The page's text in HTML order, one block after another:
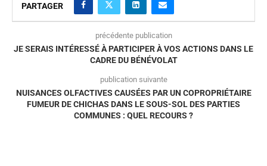
PARTAGER
précédente publication
JE SERAIS INTÉRESSÉ À PARTICIPER À VOS ACTIONS DANS LE
CADRE DU BÉNÉVOLAT
publication suivante
NUISANCES OLFACTIVES CAUSÉES PAR UN COPROPRIÉTAIRE
FUMEUR DE CHICHAS DANS LE SOUS-SOL DES PARTIES
COMMUNES : QUEL RECOURS ?